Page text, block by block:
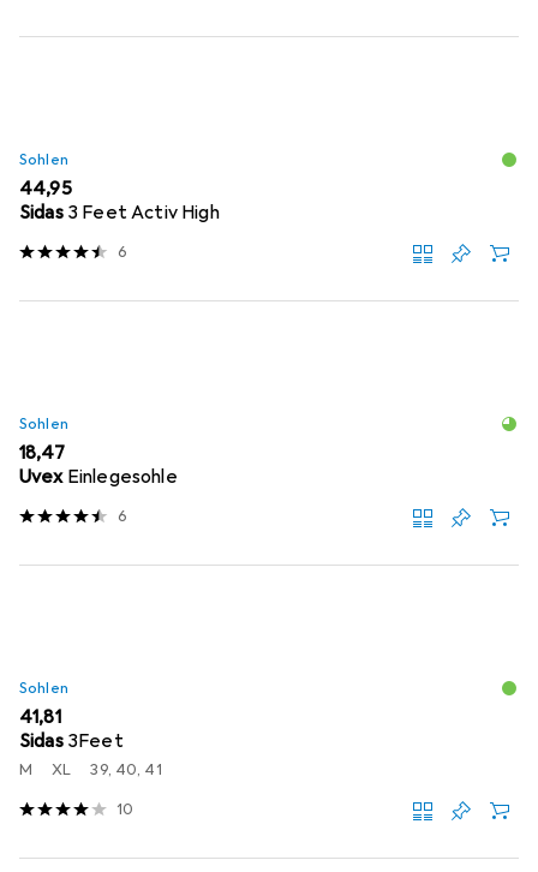
Sohlen
EUR
44,95
Sidas 3 Feet Activ High
6
Sohlen
EUR
18,47
Uvex Einlegesohle
6
Sohlen
EUR
41,81
Sidas 3Feet
M XL 39, 40, 41
10